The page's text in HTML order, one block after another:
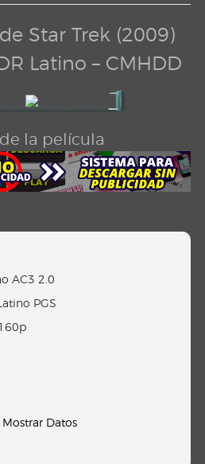
Star Trek (2009)
Latino – CMHDD
la película
AC3 2.0
PGS
Datos